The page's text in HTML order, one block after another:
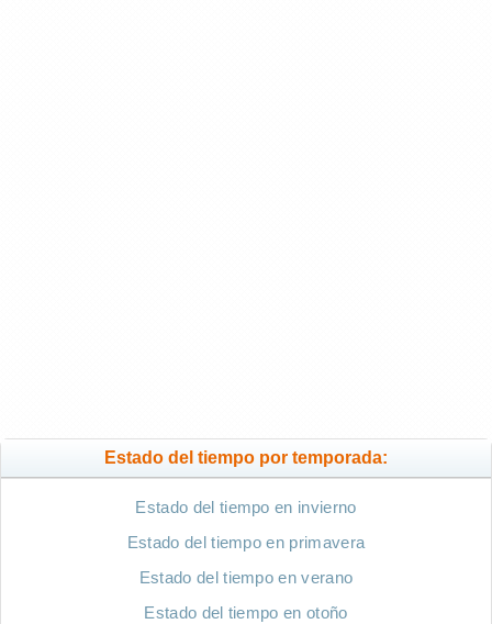
Estado del tiempo por temporada:
Estado del tiempo en invierno
Estado del tiempo en primavera
Estado del tiempo en verano
Estado del tiempo en otoño